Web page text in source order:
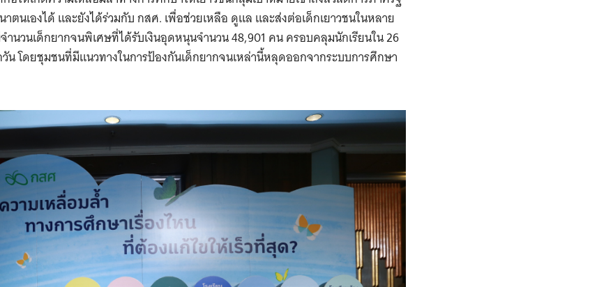
Search
for:
นเองได้ และยังได้ร่วมกับ กสศ. เพื่อช่วยเหลือ ดูแล และส่งต่อเด็กเยาวชนในหลาย
นวนเด็กยากจนพิเศษที่ได้รับเงินอุดหนุนจำนวน 48,901 คน ครอบคลุมนักเรียนใน 26
วัน โดยชุมชนที่มีแนวทางในการป้องกันเด็กยากจนเหล่านี้หลุดออกจากระบบการศึกษา